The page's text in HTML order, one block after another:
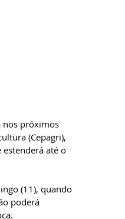
nos próximos
(Cepagri),
estenderá até o
(11), quando
poderá